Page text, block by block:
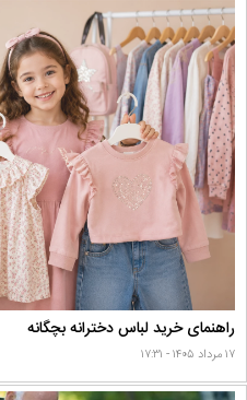
راهنمای خرید لباس دخترانه بچگانه
۱۷ مرداد ۱۴۰۵ - ۱۷:۳۱